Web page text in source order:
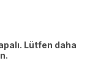
Lütfen daha